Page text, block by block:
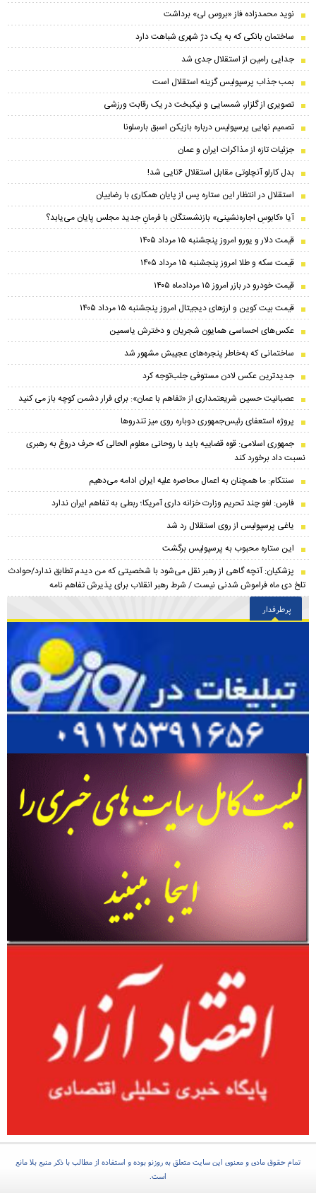
نوید محمدزاده فاز «بروس لی» برداشت
ساختمان بانکی که به یک دژ شهری شباهت دارد
جدایی رامین از استقلال جدی شد
بمب جذاب پرسپولیس گزینه استقلال است
تصویری از گلزار، شمسایی و نیکبخت در یک رقابت ورزشی
تصمیم نهایی پرسپولیس درباره بازیکن اسبق بارسلونا
جزئیات تازه از مذاکرات ایران و عمان
بدل کارلو آنچلوتی مقابل استقلال ۶تایی شد!
استقلال در انتظار این ستاره پس از پایان همکاری با رضاییان
آیا «کابوسِ اجاره‌نشینی» بازنشستگان با فرمانِ جدید مجلس پایان می‌یابد؟
قیمت دلار و یورو امروز پنجشنبه ۱۵ مرداد ۱۴۰۵
قیمت سکه و طلا امروز پنجشنبه ۱۵ مرداد ۱۴۰۵
قیمت خودرو در بازر امروز ۱۵ مردادماه ۱۴۰۵
قیمت بیت کوین و ارز‌های دیجیتال امروز پنجشنبه ۱۵ مرداد ۱۴۰۵
عکس‌های احساسی همایون شجریان و دخترش یاسمین
ساختمانی که به‌خاطر پنجره‌های عجیبش مشهور شد
جدیدترین عکس لادن مستوفی جلب‌توجه کرد
عصبانیت حسین شریعتمداری از «تفاهم با عمان»: برای فرار دشمن کوچه باز می کنید
پروژه استعفای رئیس‌جمهوری دوباره روی میز تندروها
جمهوری اسلامی: قوه قضاییه باید با روحانی معلوم الحالی که حرف دروغ به رهبری
نسبت داد برخورد کند
سنتکام: ما همچنان به اعمال محاصره علیه ایران ادامه می‌دهیم
فارس: لغو چند تحریم وزارت خزانه داری آمریکا؛ ربطی به تفاهم ایران ندارد
یاغی پرسپولیس از روی استقلال رد شد
این ستاره محبوب به پرسپولیس برگشت
پزشکیان‌: آنچه گاهی از رهبر نقل می‌شود با شخصیتی که من دیدم تطابق ندارد/حوادث
تلخ دی ماه فراموش شدنی نیست / شرط رهبر انقلاب برای پذیرش تفاهم نامه
پرطرفدار
تمام حقوق مادی و معنوی این سایت متعلق به روزنو بوده و استفاده از مطالب با ذکر منبع بلا مانع
است.